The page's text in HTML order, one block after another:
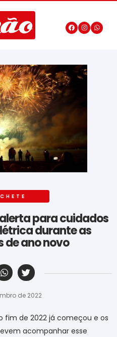
para cuidados
durante as
de ano novo
de 2022
fim de 2022 já começou e os
acompanhar esse